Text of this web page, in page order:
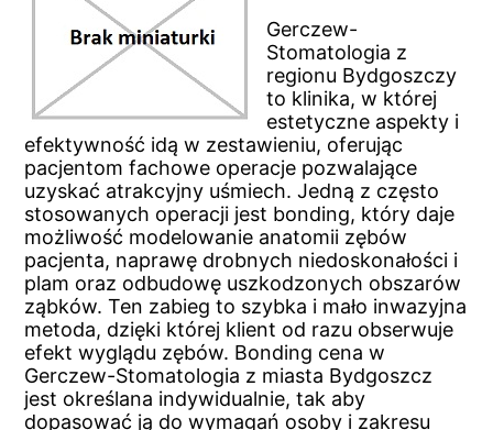
Gerczew-
Stomatologia z
regionu Bydgoszczy
to klinika, w której
estetyczne aspekty i
efektywność idą w zestawieniu, oferując
pacjentom fachowe operacje pozwalające
uzyskać atrakcyjny uśmiech. Jedną z często
stosowanych operacji jest bonding, który daje
możliwość modelowanie anatomii zębów
pacjenta, naprawę drobnych niedoskonałości i
plam oraz odbudowę uszkodzonych obszarów
ząbków. Ten zabieg to szybka i mało inwazyjna
metoda, dzięki której klient od razu obserwuje
efekt wyglądu zębów. Bonding cena w
Gerczew-Stomatologia z miasta Bydgoszcz
jest określana indywidualnie, tak aby
dopasować ją do wymagań osoby i zakresu